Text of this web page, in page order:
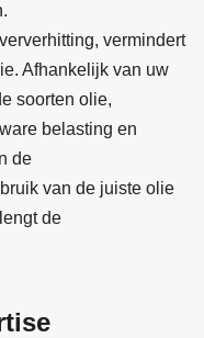
vermindert
Afhankelijk van uw
soorten olie,
belasting en
de
van de juiste olie
de